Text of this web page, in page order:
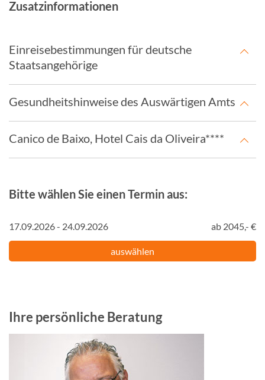
Zusatzinformationen
Einreisebestimmungen für deutsche
Staatsangehörige
Gesundheitshinweise des Auswärtigen Amts
Canico de Baixo, Hotel Cais da Oliveira****
Bitte wählen Sie einen Termin aus:
17.09.2026 - 24.09.2026 ab 2045,- €
auswählen
Ihre persönliche Beratung